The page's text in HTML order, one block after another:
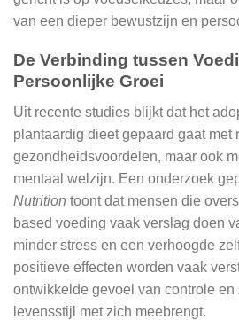
van een dieper bewustzijn en
De Verbinding tussen
Persoonlijke Groei
Uit recente studies blijkt dat het
plantaardig dieet gepaard gaat met
gezondheidsvoordelen, maar ook
mentaal welzijn. Een onderzoek
Nutrition toont dat mensen die
based voeding vaak verslag doen
minder stress en een verhoogde
positieve effecten worden vaak
ontwikkelde gevoel van controle en
levensstijl met zich meebrengt.